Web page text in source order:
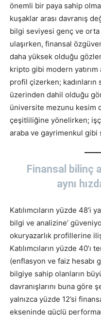
önemli bir paya sahip
kuşaklar arası davranış
bilgi seviyesi genç ve
ulaşırken, finansal
daha yüksek olduğu
kripto gibi modern yatırım
profil çizerken; kadınların
üzerinden dahil olduğu
üniversite mezunu kesim
çeşitliliğine yönelirken;
araba ve gayrimenkul gibi
Finansal bilinç
aynı
Katılımcıların yüzde 48’i
bilgi ve analizine’
okuryazarlık profillerine
Katılımcıların yüzde
(enflasyon ve faiz hesabı
bilgiye sahip olanların
davranışlarını buna göre
yalnızca yüzde 12’si
ekseninde güçlü